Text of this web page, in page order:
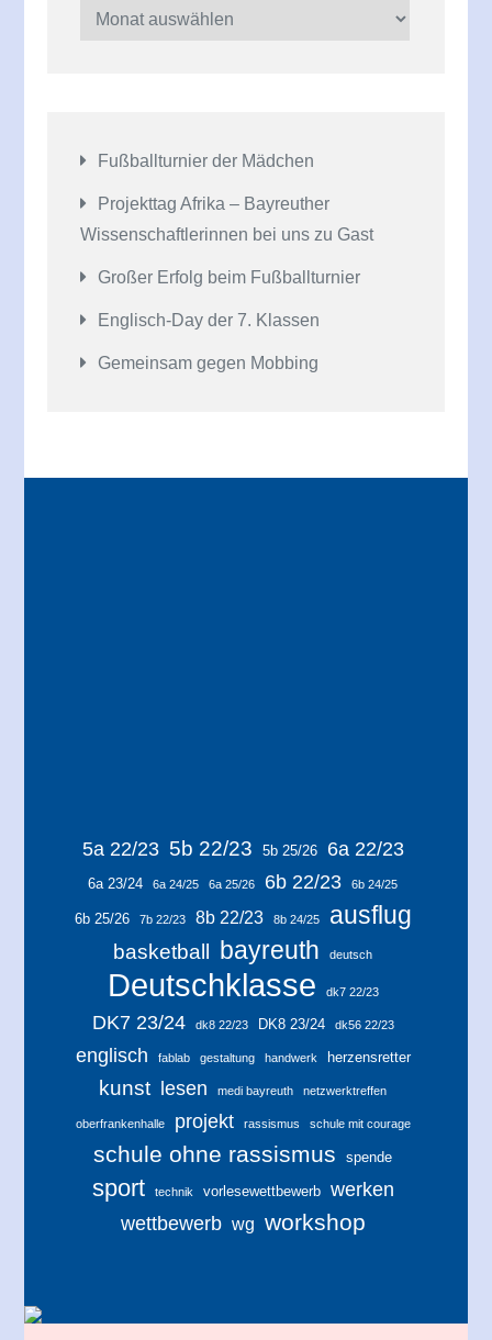
Schulleben
Fußballturnier der Mädchen
Projekttag Afrika – Bayreuther
Wissenschaftlerinnen bei uns zu Gast
Großer Erfolg beim Fußballturnier
Englisch-Day der 7. Klassen
Gemeinsam gegen Mobbing
5a 22/23 5b 22/23 5b 25/26 6a 22/23
6a 23/24 6a 24/25 6a 25/26 6b 22/23 6b 24/25
6b 25/26 7b 22/23 8b 22/23 8b 24/25 ausflug
basketball bayreuth deutsch
Deutschklasse dk7 22/23
DK7 23/24 dk8 22/23 DK8 23/24 dk56 22/23
englisch fablab gestaltung handwerk herzensretter
kunst lesen medi bayreuth netzwerktreffen
oberfrankenhalle projekt rassismus schule mit courage
schule ohne rassismus spende
sport technik vorlesewettbewerb
werken
wettbewerb wg workshop